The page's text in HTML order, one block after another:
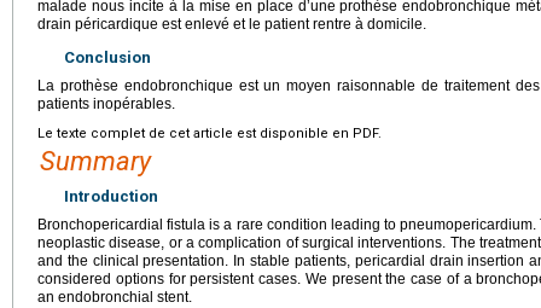
malade nous incite à la mise en place d’une prothèse endobronchique
drain péricardique est enlevé et le patient rentre à domicile.
Conclusion
La prothèse endobronchique est un moyen raisonnable de traitement
patients inopérables.
Le texte complet de cet article est disponible en PDF.
Summary
Introduction
Bronchopericardial fistula is a rare condition leading to
neoplastic disease, or a complication of surgical interventions. The
and the clinical presentation. In stable patients, pericardial drain insertion
considered options for persistent cases. We present the case of a
an endobronchial stent.